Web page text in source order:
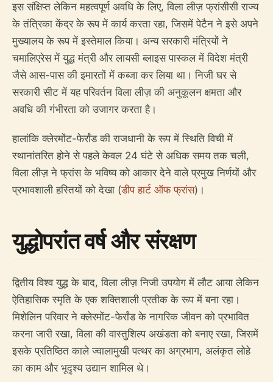
इस संक्षिप्त लेकिन महत्वपूर्ण अवधि के लिए, विला लीज़ फ्रांसीसी राज्य
के तंत्रिका केंद्र के रूप में कार्य करता रहा, जिसमें पेटैन ने इसे अपने
मुख्यालय के रूप में इस्तेमाल किया। अन्य सरकारी मंत्रियों ने
चमालिएरेस में युद्ध मंत्री और लायसी ब्लाइस पास्कल में विदेश मंत्री
जैसे आस-पास की इमारतों में कब्जा कर लिया था। निजी घर से
सरकारी सीट में यह परिवर्तन विला लीज़ की अनुकूलन क्षमता और
अवधि की गंभीरता को उजागर करता है।
हालांकि क्लेरमोंट-फेर्रांड की राजधानी के रूप में स्थिति विची में
स्थानांतरित होने से पहले केवल 24 घंटे से अधिक समय तक चली,
विला लीज़ ने फ्रांस के भविष्य को आकार देने वाले प्रमुख निर्णयों और
प्रभावशाली हस्तियों को देखा (डीप हार्ट ऑफ फ्रांस)।
युद्धोपरांत वर्ष और संरक्षण
द्वितीय विश्व युद्ध के बाद, विला लीज़ निजी उपयोग में लौट आया लेकिन
ऐतिहासिक स्मृति के एक शक्तिशाली प्रतीक के रूप में बना रहा।
मिशेलिन परिवार ने क्लेरमोंट-फेर्रांड के नागरिक जीवन को प्रभावित
करना जारी रखा, विला की वास्तुशिल्प अखंडता को बनाए रखा, जिसमें
इसके प्रतिष्ठित काले ज्वालामुखी पत्थर का अग्रभाग, अलंकृत लोहे
का काम और भूदृश्य उद्यान शामिल थे।